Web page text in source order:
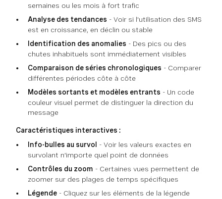
semaines ou les mois à fort trafic
Analyse des tendances - Voir si l'utilisation des SMS
est en croissance, en déclin ou stable
Identification des anomalies - Des pics ou des
chutes inhabituels sont immédiatement visibles
Comparaison de séries chronologiques - Comparer
différentes périodes côte à côte
Modèles sortants et modèles entrants - Un code
couleur visuel permet de distinguer la direction du
message
Caractéristiques interactives :
Info-bulles au survol
- Voir les valeurs exactes en
survolant n'importe quel point de données
Contrôles du zoom - Certaines vues permettent de
zoomer sur des plages de temps spécifiques
Légende - Cliquez sur les éléments de la légende